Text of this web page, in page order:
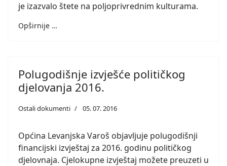
je izazvalo štete na poljoprivrednim kulturama.
Opširnije …
Polugodišnje izvješće političkog
djelovanja 2016.
Ostali dokumenti 05. 07. 2016
Općina Levanjska Varoš objavljuje polugodišnji
financijski izvještaj za 2016. godinu političkog
djelovnaja. Cjelokupne izvještaj možete preuzeti u